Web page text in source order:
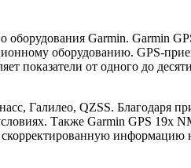
Garmin. Garmin
оборудованию. GPS-
показатели от одного до
Галилео, QZSS. Благодаря
Также Garmin GPS 19x
информацию